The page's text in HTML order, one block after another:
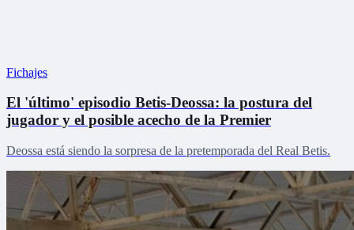
Fichajes
El 'último' episodio Betis-Deossa: la postura del
jugador y el posible acecho de la Premier
Deossa está siendo la sorpresa de la pretemporada del Real Betis.